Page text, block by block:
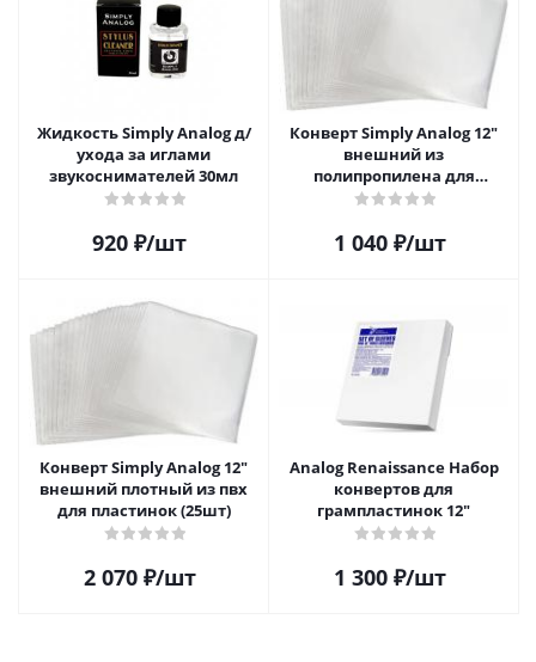
Жидкость Simply Analog д/
ухода за иглами
звукоснимателей 30мл
920 ₽/шт
Конверт Simply Analog 12"
внешний из
полипропилена для
пластинок (25шт)
1 040₽/шт
Конверт Simply Analog 12"
внешний плотный из пвх
для пластинок (25шт)
2 070₽/шт
Analog Renaissance Набор
конвертов для
грампластинок 12"
1 300₽/шт